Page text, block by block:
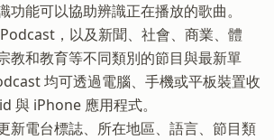
功能可以協助辨識正在播放的歌曲。
，以及新聞、社會、商業、體
教和教育等不同類別的節目與最新單
均可透過電腦、手機或平板裝置收
與 iPhone 應用程式。
新電台標誌、所在地區、語言、節目類